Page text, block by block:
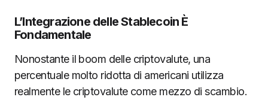
L’Integrazione delle Stablecoin È
Fondamentale
Nonostante il boom delle criptovalute, una
percentuale molto ridotta di americani utilizza
realmente le criptovalute come mezzo di scambio.